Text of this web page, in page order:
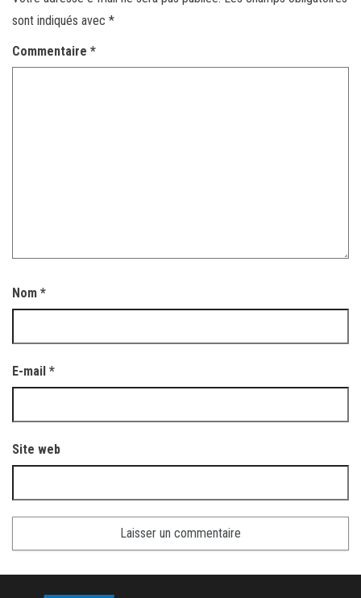
sont indiqués avec *
Commentaire *
Nom *
E-mail *
Site web